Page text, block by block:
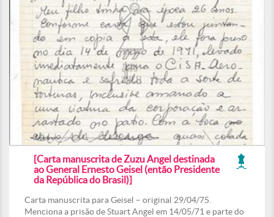
[Carta manuscrita de Zuzu Angel destinada
ao General Ernesto Geisel (então Presidente
da República do Brasil)]
Carta manuscrita para Geisel – original 29/04/75.
Menciona a prisão de Stuart Angel em 14/05/71 e parte do